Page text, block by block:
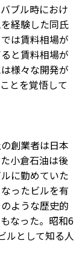
ブル時におけ
経験した同氏
は賃料相場が
と賃料相場が
様々な開発が
とを覚悟して
創業者は日本
小倉石油は後
に勤めていた
ったビルを有
ような歴史的
なった。昭和6
ルとして知る人